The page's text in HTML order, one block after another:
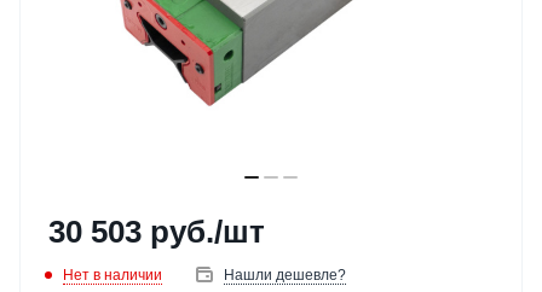
30 503 руб./шт
Нет в наличии Нашли дешевле?